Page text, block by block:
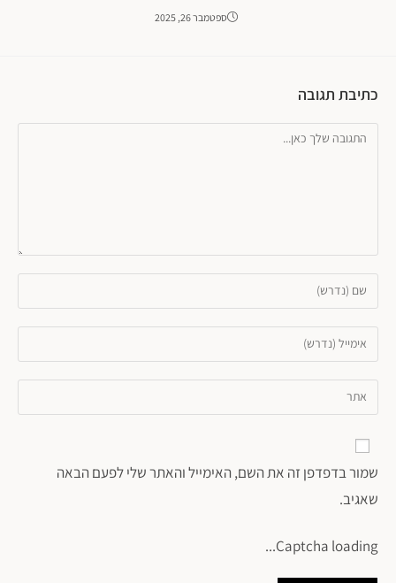
ספטמבר 26, 2025
כתיבת תגובה
שמור בדפדפן זה את השם, האימייל והאתר שלי לפעם הבאה
שאגיב.
Captcha loading...